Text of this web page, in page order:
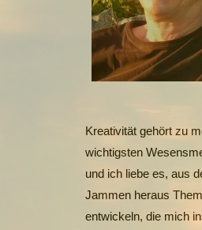
Kreativität gehört zu
wichtigsten
und ich liebe es, aus
Jammen heraus
entwickeln, die mich